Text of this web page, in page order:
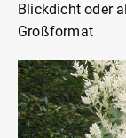
Blickdicht oder
Großformat